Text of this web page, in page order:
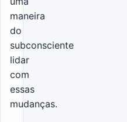
maneira
do
subconsciente
lidar
com
essas
mudanças.